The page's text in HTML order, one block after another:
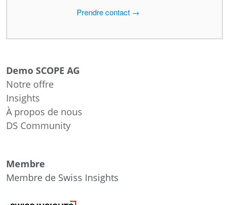
Prendre contact →
Demo SCOPE AG
Notre offre
Insights
À propos de nous
DS Community
Membre
Membre de Swiss Insights